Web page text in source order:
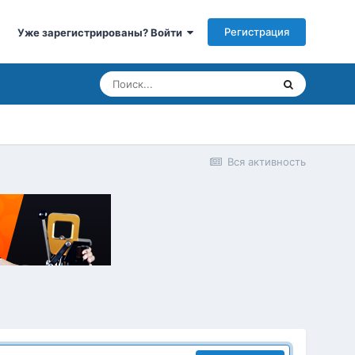
Уже зарегистрированы? Войти Регистрация
Вся активность